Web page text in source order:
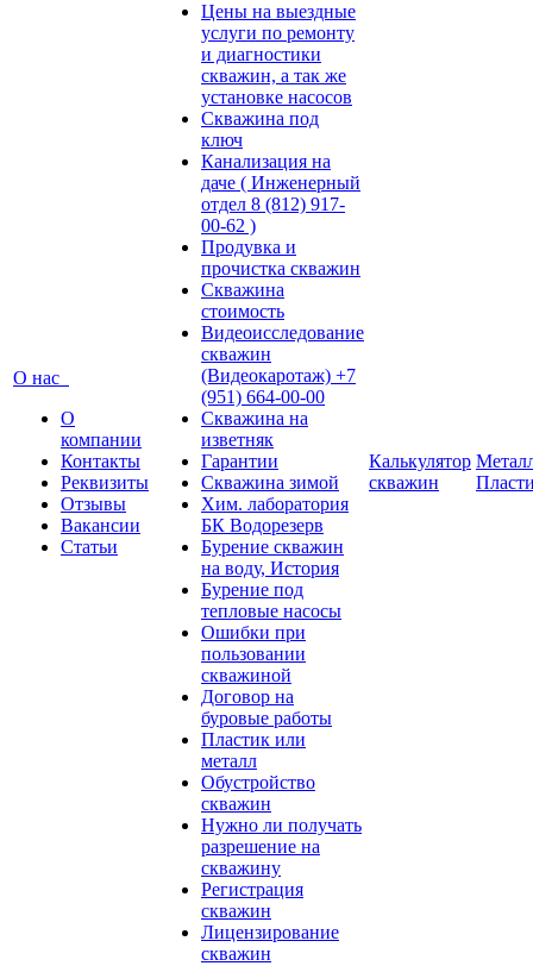
О нас
О
компании
Контакты
Реквизиты
Отзывы
Вакансии
Статьи
Цены на выездные
услуги по ремонту
и диагностики
скважин, а так же
установке насосов
Скважина под
ключ
Канализация на
даче ( Инженерный
отдел 8 (812) 917-
00-62 )
Продувка и
прочистка скважин
Скважина
стоимость
Видеоисследование
скважин
(Видеокаротаж) +7
(951) 664-00-00
Скважина на
изветняк
Гарантии
Скважина зимой
Хим. лаборатория
БК Водорезерв
Бурение скважин
на воду, История
Бурение под
тепловые насосы
Ошибки при
пользовании
скважиной
Договор на
буровые работы
Пластик или
металл
Обустройство
скважин
Нужно ли получать
разрешение на
скважину
Регистрация
скважин
Лицензирование
скважин
Калькулятор
скважин